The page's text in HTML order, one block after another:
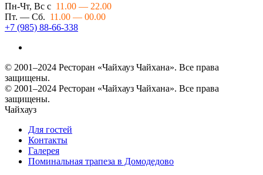
Пн-Чт, Вс с 11.00 — 22.00
Пт. — Сб. 11.00 — 00.00
+7 (985) 88-66-338
© 2001–2024 Ресторан «Чайхауз Чайхана». Все права
защищены.
© 2001–2024 Ресторан «Чайхауз Чайхана». Все права
защищены.
Чайхауз
Для гостей
Контакты
Галерея
Поминальная трапеза в Домодедово